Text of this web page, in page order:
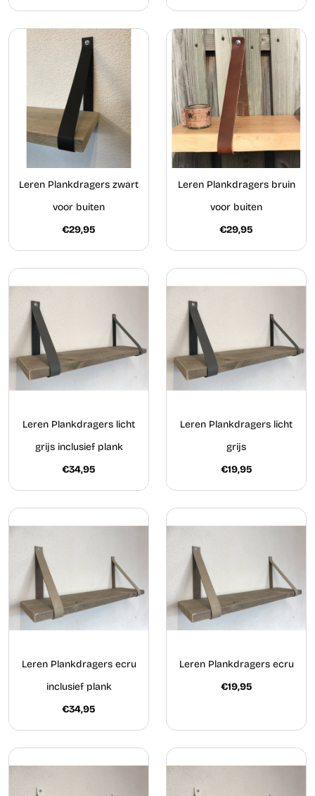
Leren Plankdragers zwart
voor buiten
€29,95
Leren Plankdragers bruin
voor buiten
€29,95
Leren Plankdragers licht
grijs inclusief plank
€34,95
Leren Plankdragers licht
grijs
€19,95
Leren Plankdragers ecru
inclusief plank
€34,95
Leren Plankdragers ecru
€19,95